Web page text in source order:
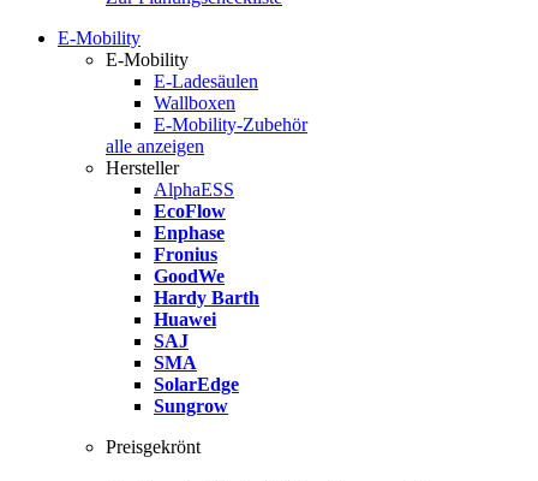
E-Mobility
E-Mobility
E-Ladesäulen
Wallboxen
E-Mobility-Zubehör
alle anzeigen
Hersteller
AlphaESS
EcoFlow
Enphase
Fronius
GoodWe
Hardy Barth
Huawei
SAJ
SMA
SolarEdge
Sungrow
Preisgekrönt